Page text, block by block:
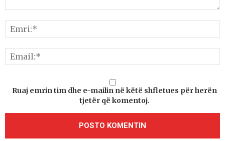
Ruaj emrin tim dhe e-mailin në këtë shfletues për herën
tjetër që komentoj.